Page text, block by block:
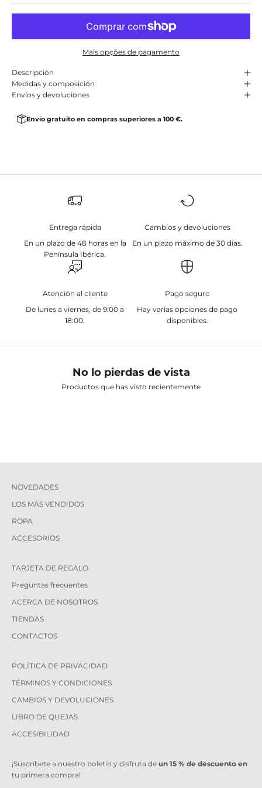
Mais opções de pagamento
Descripción
Medidas y composición
Envíos y devoluciones
Envío gratuito en compras superiores a 100 €.
Entrega rápida
En un plazo de 48 horas en la
Península Ibérica.
Cambios y devoluciones
En un plazo máximo de 30 días.
Atención al cliente
De lunes a viernes, de 9:00 a
18:00.
Pago seguro
Hay varias opciones de pago
disponibles.
No lo pierdas de vista
Productos que has visto recientemente
NOVEDADES
LOS MÁS VENDIDOS
ROPA
ACCESORIOS
TARJETA DE REGALO
Preguntas frecuentes
ACERCA DE NOSOTROS
TIENDAS
CONTACTOS
POLÍTICA DE PRIVACIDAD
TÉRMINOS Y CONDICIONES
CAMBIOS Y DEVOLUCIONES
LIBRO DE QUEJAS
ACCESIBILIDAD
¡Suscríbete a nuestro boletín y disfruta de un 15 % de descuento en
tu primera compra!